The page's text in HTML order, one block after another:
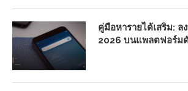
คู่มือหารายได้เสริม: ล
2026 บนแพลตฟอร์ม